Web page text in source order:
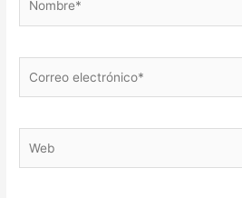
electrónico*